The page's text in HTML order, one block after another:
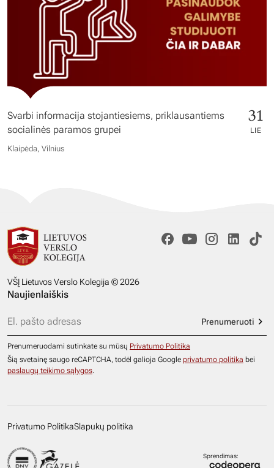
Svarbi informacija stojantiesiems, priklausantiems
socialinės paramos grupei
31
LIE
Klaipėda, Vilnius
VŠĮ Lietuvos Verslo Kolegija © 2026
Naujienlaiškis
Prenumeruoti
Prenumeruodami sutinkate su mūsų Privatumo Politika
Šią svetainę saugo reCAPTCHA, todėl galioja Google privatumo politika bei
paslaugų teikimo sąlygos.
Privatumo PolitikaSlapukų politika
Sprendimas: